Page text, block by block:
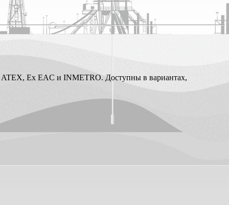
ATEX, Ex EAC и INMETRO. Доступны в вариантах,